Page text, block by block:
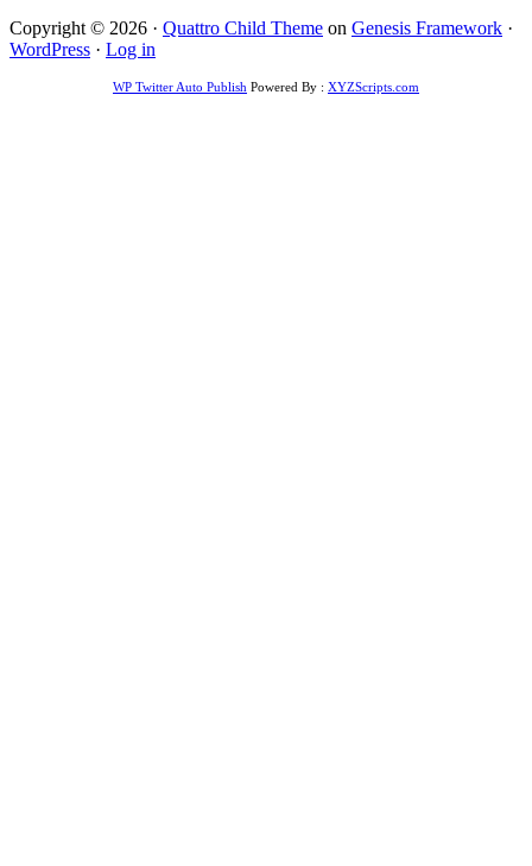
Copyright © 2026 · Quattro Child Theme on Genesis Framework ·
WordPress · Log in
WP Twitter Auto Publish Powered By : XYZScripts.com